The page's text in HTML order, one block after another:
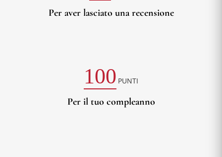
Per aver lasciato una recensione
100 PUNTI
Per il tuo compleanno